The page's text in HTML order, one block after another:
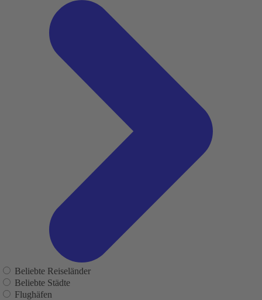
Beliebte Reiseländer
Beliebte Städte
Flughäfen